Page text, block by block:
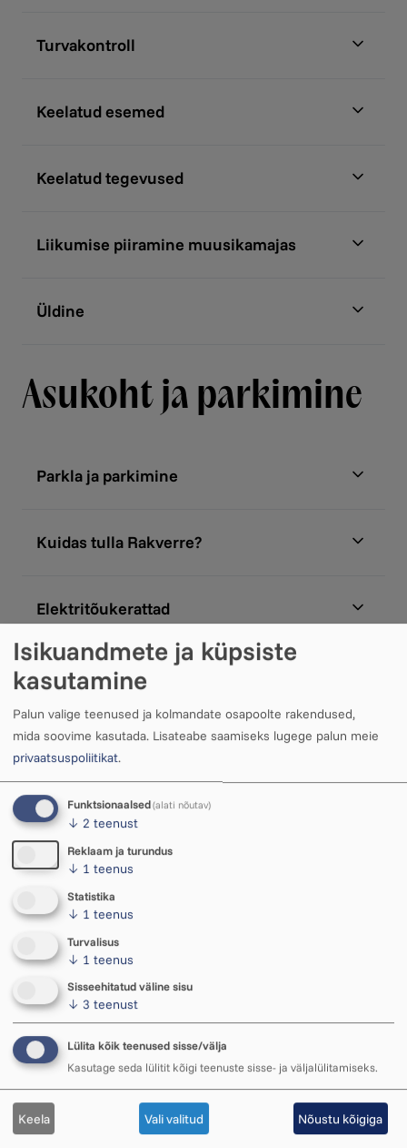
Turvakontroll
Keelatud esemed
Keelatud tegevused
Liikumise piiramine muusikamajas
Üldine
Asukoht ja parkimine
Parkla ja parkimine
Kuidas tulla Rakverre?
Elektritõukerattad
Jalgrattaparkla
Isikuandmete ja küpsiste
kasutamine
Palun valige teenused ja kolmandate osapoolte rakendused,
mida soovime kasutada. Lisateabe saamiseks lugege palun meie
privaatsuspoliitikat.
Funktsionaalsed(alati nõutav)
↓ 2 teenust
Reklaam ja turundus
↓ 1 teenus
Statistika
↓ 1 teenus
Turvalisus
↓ 1 teenus
Sisseehitatud väline sisu
↓ 3 teenust
Lülita kõik teenused sisse/välja
Kasutage seda lülitit kõigi teenuste sisse- ja väljalülitamiseks.
Keela Vali valitud Nõustu kõigiga